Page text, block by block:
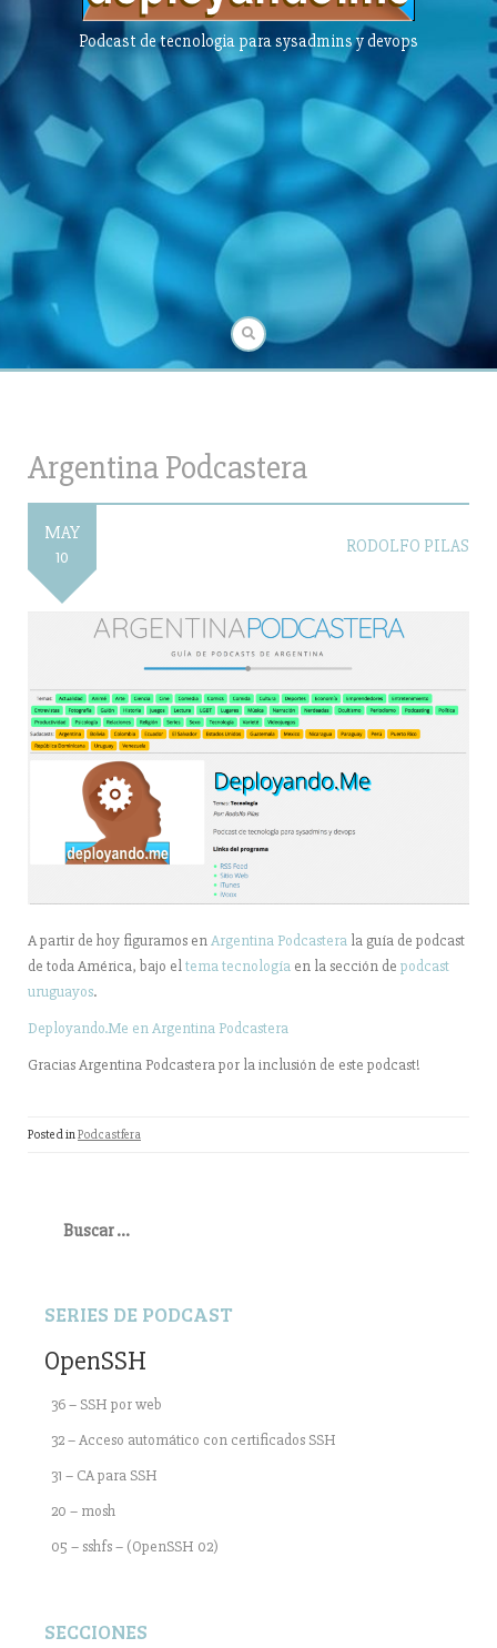
Podcast de tecnologia para sysadmins y devops
Argentina Podcastera
MAY
10
RODOLFO PILAS
A partir de hoy figuramos enArgentina Podcastera la guía de podcast
de toda América, bajo eltema tecnología en la sección de podcast
uruguayos.
Deployando.Me en Argentina Podcastera
Gracias Argentina Podcastera por la inclusión de este podcast!
Posted inPodcastfera
SERIES DE PODCAST
OpenSSH
36 – SSH por web
32 – Acceso automático con certificados SSH
31 – CA para SSH
20 – mosh
05 – sshfs – (OpenSSH 02)
SECCIONES